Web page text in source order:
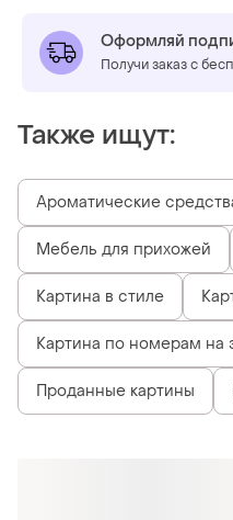
Оформляй
Получи заказ с
Также ищут:
Ароматические
Мебель для прихожей
Картина в стиле
Картина по номерам на
Проданные картины